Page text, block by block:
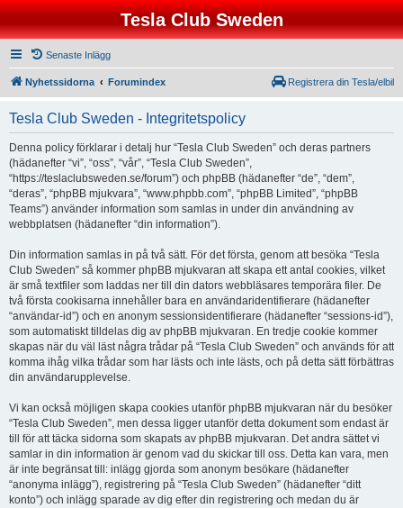
Tesla Club Sweden
Senaste Inlägg
Nyhetssidorna Forumindex Registrera din Tesla/elbil
Tesla Club Sweden - Integritetspolicy
Denna policy förklarar i detalj hur “Tesla Club Sweden” och deras partners
(hädanefter “vi”, “oss”, “vår”, “Tesla Club Sweden”,
“https://teslaclubsweden.se/forum”) och phpBB (hädanefter “de”, “dem”,
“deras”, “phpBB mjukvara”, “www.phpbb.com”, “phpBB Limited”, “phpBB
Teams”) använder information som samlas in under din användning av
webbplatsen (hädanefter “din information”).
Din information samlas in på två sätt. För det första, genom att besöka “Tesla
Club Sweden” så kommer phpBB mjukvaran att skapa ett antal cookies, vilket
är små textfiler som laddas ner till din dators webbläsares temporära filer. De
två första cookisarna innehåller bara en användaridentifierare (hädanefter
“användar-id”) och en anonym sessionsidentifierare (hädanefter “sessions-id”),
som automatiskt tilldelas dig av phpBB mjukvaran. En tredje cookie kommer
skapas när du väl läst några trådar på “Tesla Club Sweden” och används för att
komma ihåg vilka trådar som har lästs och inte lästs, och på detta sätt förbättras
din användarupplevelse.
Vi kan också möjligen skapa cookies utanför phpBB mjukvaran när du besöker
“Tesla Club Sweden”, men dessa ligger utanför detta dokument som endast är
till för att täcka sidorna som skapats av phpBB mjukvaran. Det andra sättet vi
samlar in din information är genom vad du skickar till oss. Detta kan vara, men
är inte begränsat till: inlägg gjorda som anonym besökare (hädanefter
“anonyma inlägg”), registrering på “Tesla Club Sweden” (hädanefter “ditt
konto”) och inlägg sparade av dig efter din registrering och medan du är